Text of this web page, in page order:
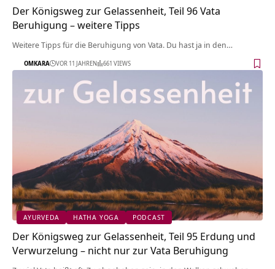
Der Königsweg zur Gelassenheit, Teil 96 Vata
Beruhigung – weitere Tipps
Weitere Tipps für die Beruhigung von Vata. Du hast ja in den…
OMKARA VOR 11 JAHREN 661 VIEWS
AYURVEDA HATHA YOGA PODCAST
Der Königsweg zur Gelassenheit, Teil 95 Erdung und
Verwurzelung – nicht nur zur Vata Beruhigung